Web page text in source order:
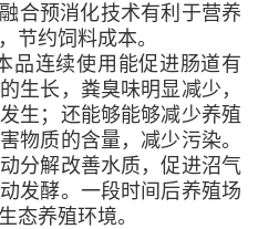
合预消化技术有利于营养
节约饲料成本。
品连续使用能促进肠道有
生长，粪臭味明显减少，
生；还能够能够减少养殖
物质的含量，减少污染。
分解改善水质，促进沼气
发酵。一段时间后养殖场
态养殖环境。